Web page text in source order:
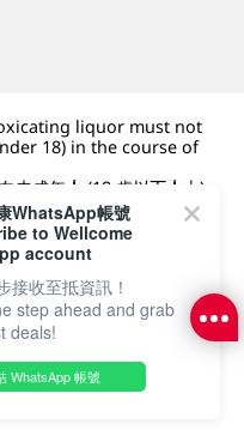
liquor must not
18) in the course of
未成年人 (18 歲以下人士)
Dairy Farm Company
WhatsApp帳號
to Wellcome
account
接收至抵資訊！
step ahead and grab
deals!
WhatsApp 帳號